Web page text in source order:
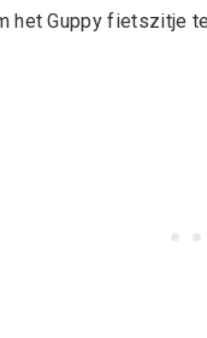
het Guppy fietszitje